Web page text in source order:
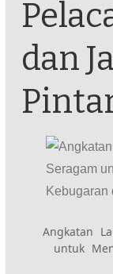
dan
Angkatan
untuk